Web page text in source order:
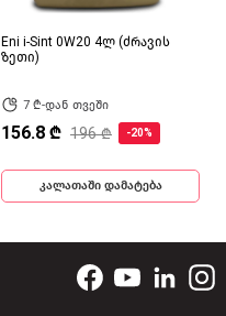
Eni i-Sint 0W20 4ლ (ძრავის
ზეთი)
7 ₾-დან თვეში
156.8 ₾ 196 ₾ -20%
კალათაში დამატება